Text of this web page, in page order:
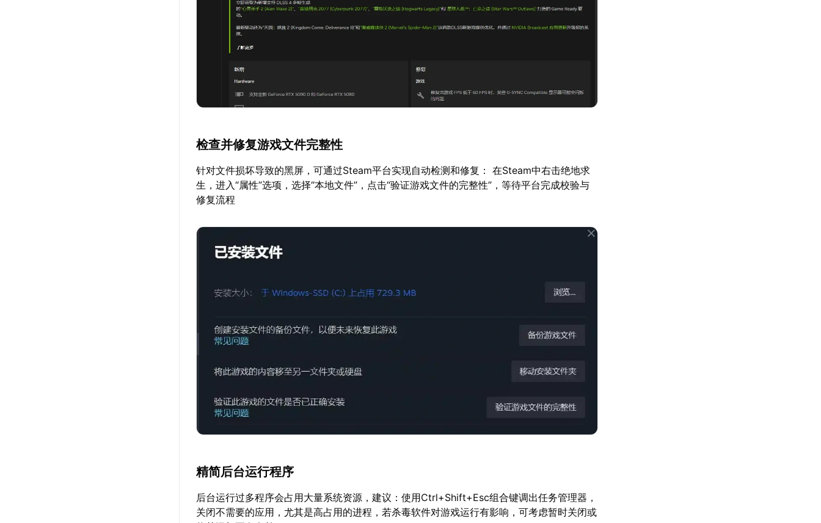
检查并修复游戏文件完整性
针对文件损坏导致的黑屏，可通过Steam平台实现自动检测和修复： 在Steam中右击绝地求
生，进入“属性”选项，选择“本地文件”，点击“验证游戏文件的完整性”，等待平台完成校验与
修复流程
精简后台运行程序
后台运行过多程序会占用大量系统资源，建议：使用Ctrl+Shift+Esc组合键调出任务管理器，
关闭不需要的应用，尤其是高占用的进程，若杀毒软件对游戏运行有影响，可考虑暂时关闭或